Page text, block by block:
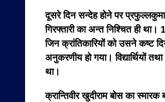
दूसरे दिन सन्देह होने पर
गिरफ्तारी का अन्त निश्चित ही
जिन क्रांतिकारियों को उसने कष्ट
अनुकरणीय हो गया। विद्यार्थियों
था।
क्रान्तिवीर खुदीराम बोस का